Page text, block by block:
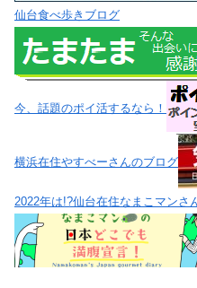
仙台食べ歩きブログ
今、話題のポイ活するなら！
横浜在住やすべーさんのブログ
2022年は!?仙台在住なまこマンさ